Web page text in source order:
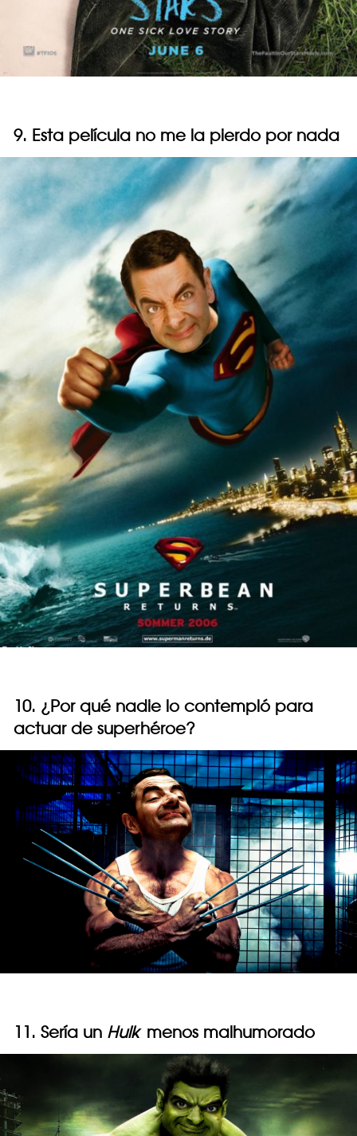
9. Esta película no me la pierdo por nada
10. ¿Por qué nadie lo contempló para
actuar de superhéroe?
11. Sería un Hulkmenos malhumorado